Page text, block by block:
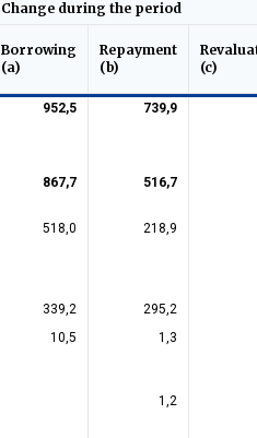
Change during the period
Borrowing
(a)
Repayment
(b)
(c)
952,5 739,9
867,7 516,7
518,0 218,9
339,2
295,2
10,5 1,3
1,2